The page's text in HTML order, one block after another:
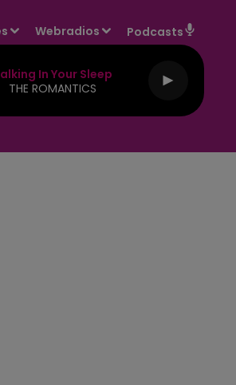
Webradios Podcasts
In Your Sleep
THE ROMANTICS